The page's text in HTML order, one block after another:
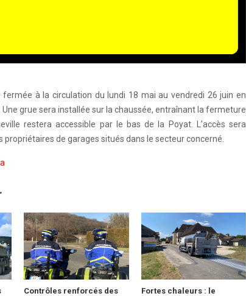
fermée à la circulation du lundi 18 mai au vendredi 26 juin en
grue sera installée sur la chaussée, entraînant la fermeture
restera accessible par le bas de la Poyat. L’accès sera
de garages situés dans le secteur concerné.
Contrôles renforcés des
Fortes chaleurs : le